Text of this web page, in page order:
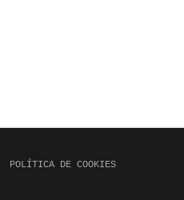
POLÍTICA DE COOKIES